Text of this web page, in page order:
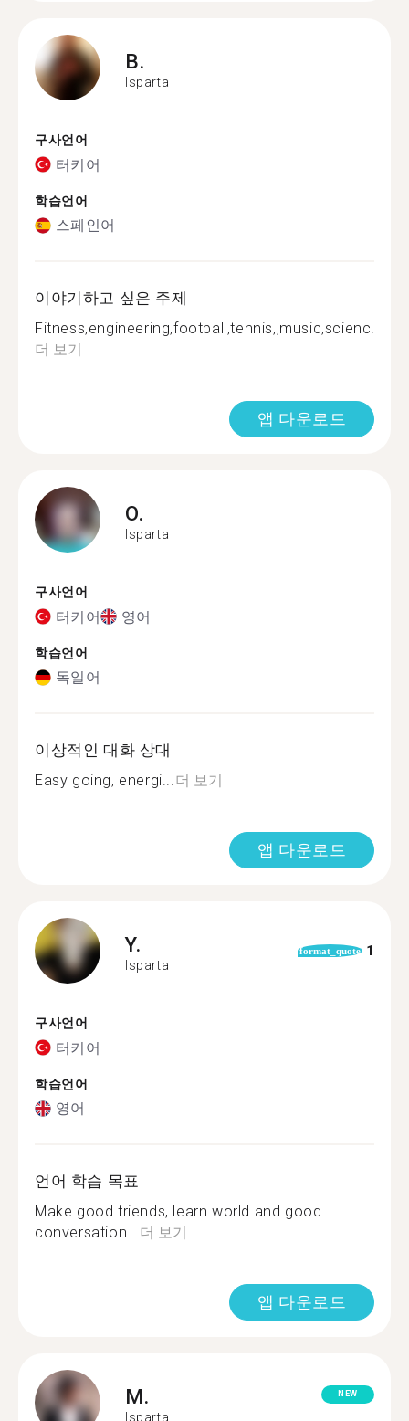
B.
Isparta
구사언어
터키어
학습언어
스페인어
이야기하고 싶은 주제
Fitness,engineering,football,tennis,,music,scienc...
더 보기
앱 다운로드
O.
Isparta
구사언어
터키어 영어
학습언어
독일어
이상적인 대화 상대
Easy going, energi...더 보기
앱 다운로드
Y.
Isparta
format_quote 1
구사언어
터키어
학습언어
영어
언어 학습 목표
Make good friends, learn world and good
conversation...더 보기
앱 다운로드
M.
Isparta
NEW